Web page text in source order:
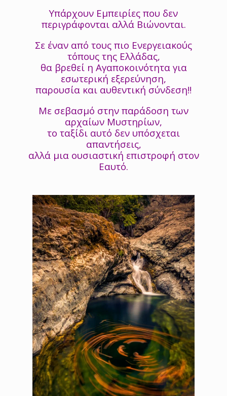
Υπάρχουν Εμπειρίες που δεν
περιγράφονται αλλά Βιώνονται.
Σε έναν από τους πιο Ενεργειακούς
τόπους της Ελλάδας,
θα βρεθεί η Αγαποκοινότητα για
εσωτερική εξερεύνηση,
παρουσία και αυθεντική σύνδεση‼️
Με σεβασμό στην παράδοση των
αρχαίων Μυστηρίων,
το ταξίδι αυτό δεν υπόσχεται
απαντήσεις,
αλλά μια ουσιαστική επιστροφή στον
Εαυτό.